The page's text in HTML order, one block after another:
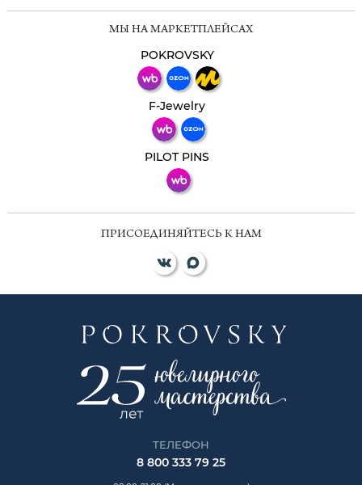
МЫ НА МАРКЕТПЛЕЙСАХ
POKROVSKY
F-Jewelry
PILOT PINS
ПРИСОЕДИНЯЙТЕСЬ К НАМ
ТЕЛЕФОН
8 800 333 79 25